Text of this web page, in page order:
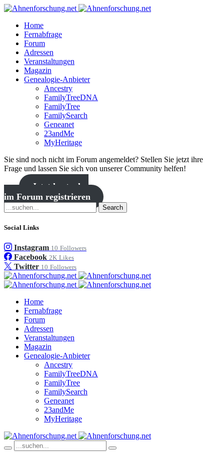
Home
Fernabfrage
Forum
Adressen
Veranstaltungen
Magazin
Genealogie-Anbieter
Ancestry
FamilyTreeDNA
FamilyTree
FamilySearch
Geneanet
23andMe
MyHeritage
Sie sind noch nicht im Forum angemeldet? Stellen Sie jetzt ihre
Frage und lassen Sie sich von unserer Community helfen!
Jetzt kostenlos
im Forum registrieren
Search
Social Links
Instagram 10 Followers
Facebook 2K Likes
Twitter 10 Followers
Home
Fernabfrage
Forum
Adressen
Veranstaltungen
Magazin
Genealogie-Anbieter
Ancestry
FamilyTreeDNA
FamilyTree
FamilySearch
Geneanet
23andMe
MyHeritage